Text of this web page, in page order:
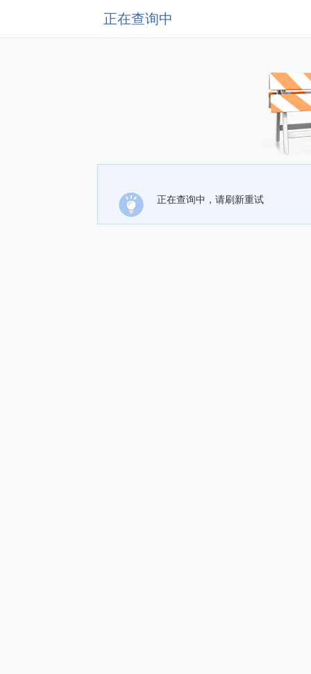
正在查询中
正在查询中，请刷新重试